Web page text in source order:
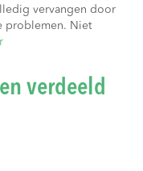
vervangen door
problemen. Niet
verdeeld